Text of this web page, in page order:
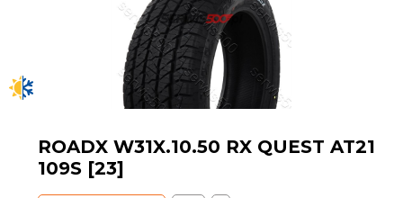
ROADX W31X.10.50 RX QUEST AT21
109S [23]